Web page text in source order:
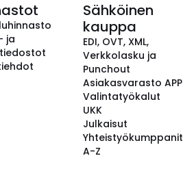
ja
Sähköinen
kauppa
EDI, OVT, XML,
Verkkolasku ja
Punchout
Asiakasvarasto APP
Valintatyökalut
UKK
Julkaisut
Yhteistyökumppanit
A-Z